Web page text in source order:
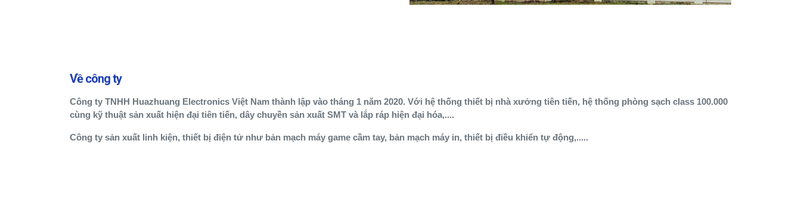
Về công ty
Công ty TNHH Huazhuang Electronics Việt Nam thành lập vào tháng 1 năm 2020. Với hệ thống thiết bị nhà xưởng tiên tiến, hệ thống phòng sạch class 100.000
cùng kỹ thuật sản xuất hiện đại tiên tiến, dây chuyền sản xuất SMT và lắp ráp hiện đại hóa,....
Công ty sản xuất linh kiện, thiết bị điện tử như bản mạch máy game cầm tay, bản mạch máy in, thiết bị điều khiển tự động,.....